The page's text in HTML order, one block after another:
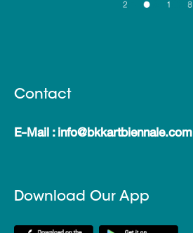
Contact
E-Mail : info@bkkartbiennale.com
Download Our App